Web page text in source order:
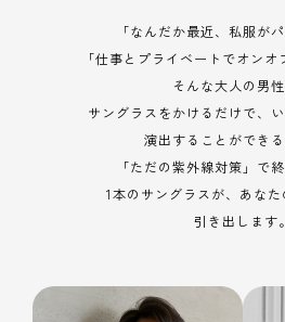
「なんだか最近、私服が
「仕事とプライベートでオンオ
そんな大人の男性
サングラスをかけるだけで、
演出することができる
「ただの紫外線対策」で
1本のサングラスが、あな
引き出します。